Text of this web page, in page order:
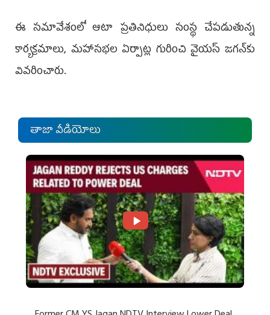
ఈ సమావేశంలో ఆటా ప్రతినిధులు సంస్థ చేపడుతున్న
కార్యక్రమాలు, మహాసభల ఏర్పాట్ల గురించి వైయస్ జగన్‌కు
వివరించారు.
తాజా వీడియోలు